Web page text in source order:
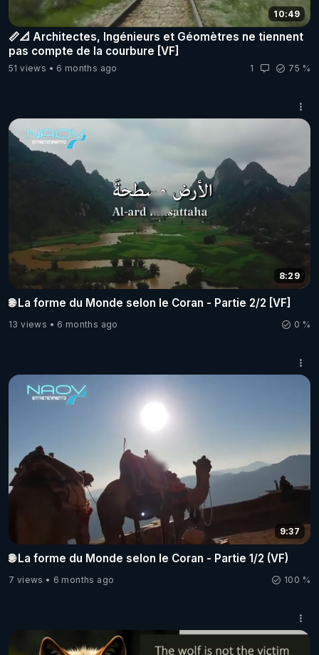
10:49
📏📐 Architectes, Ingénieurs et Géomètres ne tiennent
pas compte de la courbure [VF]
51 views 6 months ago 1 75 %
8:29
🌐 La forme du Monde selon le Coran - Partie 2/2 [VF]
13 views 6 months ago 0 %
9:37
🌐 La forme du Monde selon le Coran - Partie 1/2 (VF)
7 views 6 months ago 100 %